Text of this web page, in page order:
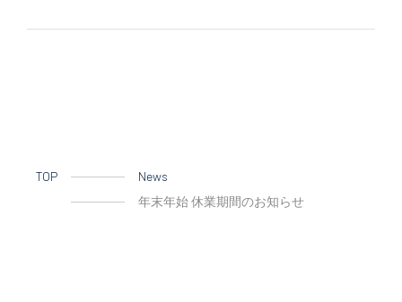
TOP
News
年末年始 休業期間のお知らせ